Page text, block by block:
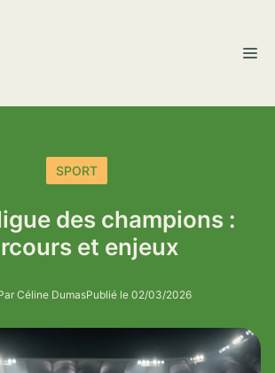
SPORT
des champions :
et enjeux
Céline DumasPublié le 02/03/2026